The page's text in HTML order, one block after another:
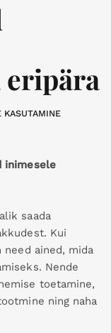
KASUTAMINE
inimesele
saada
Kui
ained, mida
Nende
toetamine,
ning naha